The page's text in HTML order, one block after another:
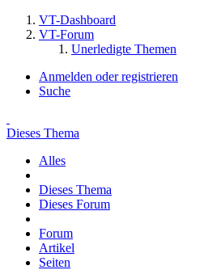
VT-Dashboard
VT-Forum
Unerledigte Themen
Anmelden oder registrieren
Suche
Dieses Thema
Alles
Dieses Thema
Dieses Forum
Forum
Artikel
Seiten